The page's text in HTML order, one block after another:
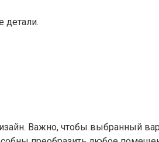
детали.
Важно, чтобы выбранный